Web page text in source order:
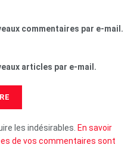
commentaires par e-mail.
articles par e-mail.
les indésirables. En savoir
de vos commentaires sont